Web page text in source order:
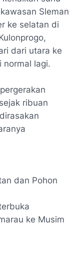
Sleman
ke selatan di
dari utara ke
normal lagi.
ribuan
dan Pohon
ke Musim